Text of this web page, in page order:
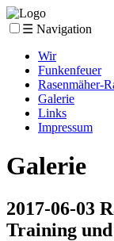
☰ Navigation
Wir
Funkenfeuer
Rasenmäher-
Galerie
Links
Impressum
Galerie
2017-06-03
Training